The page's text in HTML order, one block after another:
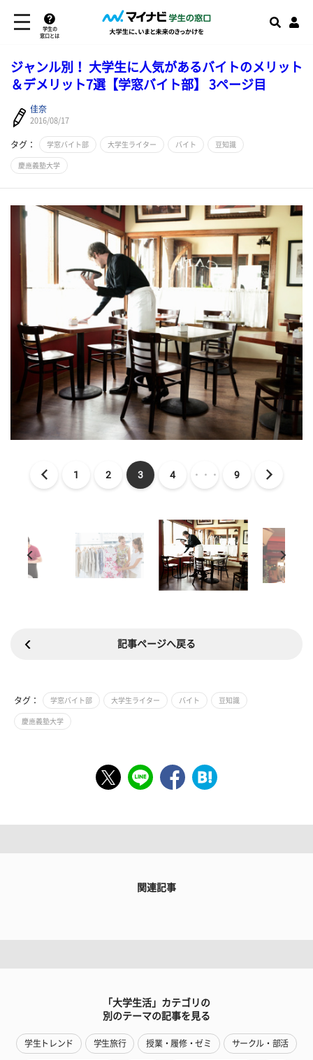
学生の
窓口とは
ジャンル別！ 大学生に人気があるバイトのメリット
＆デメリット7選【学窓バイト部】 3ページ目
佳奈
2016/08/17
タグ： 学窓バイト部 大学生ライター バイト 豆知識
慶應義塾大学
1 2 3 4 ・・・ 9
記事ページへ戻る
タグ： 学窓バイト部 大学生ライター バイト 豆知識
慶應義塾大学
関連記事
「大学生活」カテゴリの
別のテーマの記事を見る
学生トレンド 学生旅行 授業・履修・ゼミ サークル・部活